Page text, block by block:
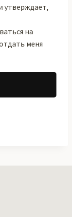
утверждает,
на
меня